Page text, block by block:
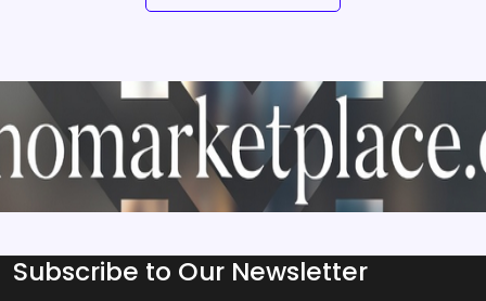
Subscribe to Our Newsletter